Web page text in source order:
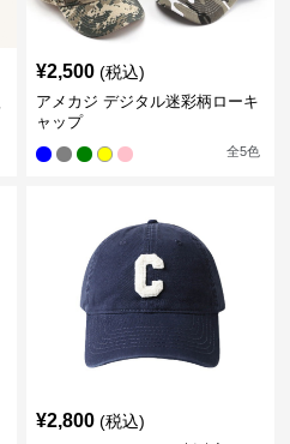
¥2,500 (税込)
アメカジ デジタル迷彩柄ローキ
ャップ
全5色
¥2,800 (税込)